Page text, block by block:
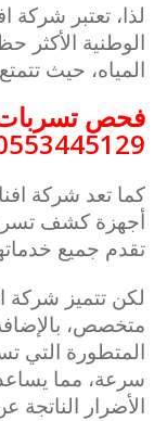
لذا، تعتبر شركة
الوطنية الأكثر
المياه، حيث
فحص تسربات
كما تعد شركة
أجهزة كشف
تقدم جميع
لكن تتميز شركة
متخصص،
المتطورة التي
سرعة، مما
الأضرار